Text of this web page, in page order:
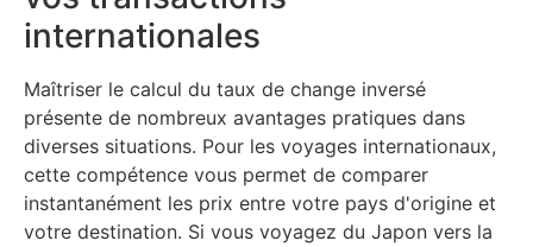
internationales
Maîtriser le calcul du taux de change inversé
présente de nombreux avantages pratiques dans
diverses situations. Pour les voyages internationaux,
cette compétence vous permet de comparer
instantanément les prix entre votre pays d'origine et
votre destination. Si vous voyagez du Japon vers la